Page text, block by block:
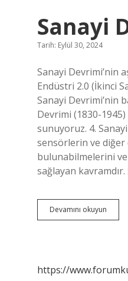
Sanayi
Tarih: Eylül 30, 2024
Sanayi Devrimi’nin
Endüstri 2.0 (İkinci
Sanayi Devrimi’nin
Devrimi (1830-
sunuyoruz. 4.
sensörlerin ve
bulunabilmelerini
sağlayan
Devamını okuyun
Devrimi
https://